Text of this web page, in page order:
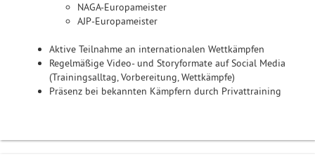
NAGA-Europameister
AJP-Europameister
Aktive Teilnahme an internationalen Wettkämpfen
Regelmäßige Video- und Storyformate auf Social Media
(Trainingsalltag, Vorbereitung, Wettkämpfe)
Präsenz bei bekannten Kämpfern durch Privattraining